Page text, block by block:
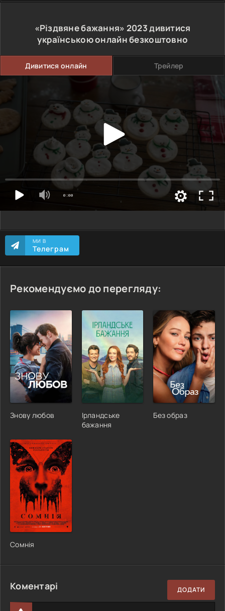
«Різдвяне бажання» 2023дивитися
українською онлайн безкоштовно
Дивитися онлайн Трейлер
МИ В
Телеграм
Рекомендуємо до перегляду:
Знову любов
Ірландське
бажання
Без образ
Сомнія
Коментарі ДОДАТИ